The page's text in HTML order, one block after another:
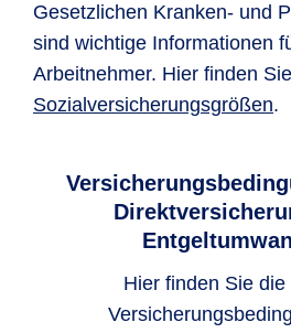
Gesetzlichen Kranken- und
sind wichtige Informationen
Arbeitnehmer. Hier finden
Sozialversicherungsgrößen.
Hier finden Sie die